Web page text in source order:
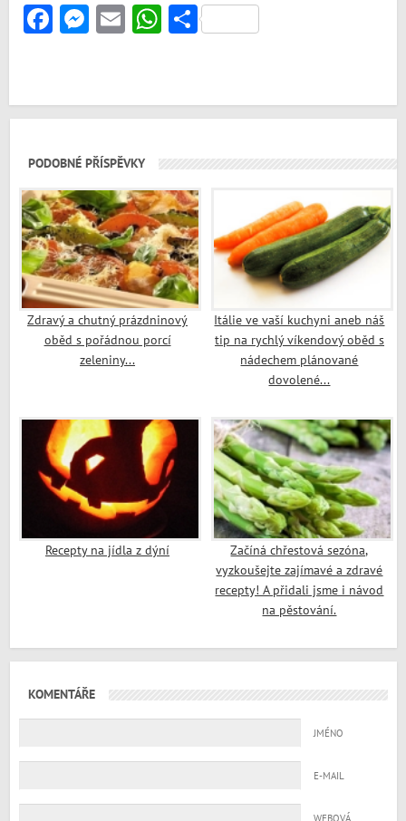
Facebook
Messenger
EmailWhatsApp
Share
PODOBNÉ PŘÍSPĚVKY
Zdravý a chutný prázdninový
oběd s pořádnou porcí
zeleniny...
Itálie ve vaší kuchyni aneb náš
tip na rychlý víkendový oběd s
nádechem plánované
dovolené...
Recepty na jídla z dýní
Začíná chřestová sezóna,
vyzkoušejte zajímavé a zdravé
recepty! A přidali jsme i návod
na pěstování.
KOMENTÁŘE
JMÉNO
E-MAIL
WEBOVÁ